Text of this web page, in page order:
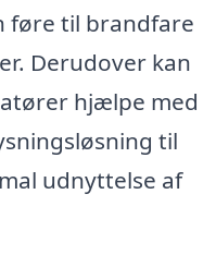
føre til brandfare
Derudover kan
hjælpe med
til
udnyttelse af